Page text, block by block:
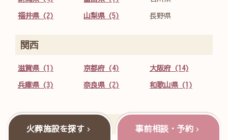
福井県 (2) 山梨県 (5) 長野県
関西
滋賀県 (1) 京都府 (4) 大阪府 (14)
兵庫県 (3) 奈良県 (2) 和歌山県 (1)
中国
火葬施設を探す 事前相談・予約